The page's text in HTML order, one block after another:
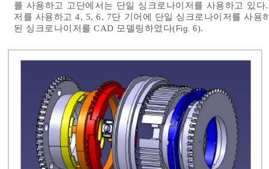
를 사용하고 고단에서는 단일 싱크로나이저를 사용하고 있
저를 사용하고 4, 5, 6, 7단 기어에 단일 싱크로나이저를 사
된 싱크로나이저를 CAD 모델링하였다( Fig. 6).